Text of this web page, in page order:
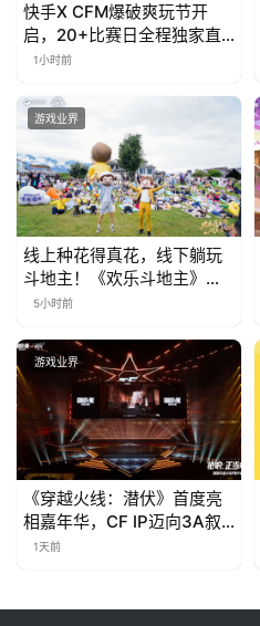
快手X CFM爆破爽玩节开
启，20+比赛日全程独家直
播
1小时前
游戏业界
线上种花得真花，线下躺玩
斗地主！《欢乐斗地主》欢
乐中国行·云南站精彩盘点
5小时前
游戏业界
《穿越火线：潜伏》首度亮
相嘉年华，CF IP迈向3A叙
事新高度
1天前